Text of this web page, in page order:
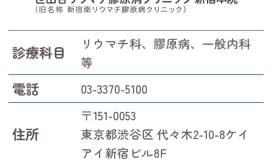
診療科目
リウマチ科、膠原病、一般内科
等
電話 03-3370-5100
住所
〒151-0053
東京都渋谷区 代々木2-10-8ケイ
アイ新宿ビル8F